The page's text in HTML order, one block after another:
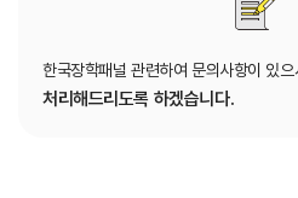
한국장학패널 관련하여 문의사항이 있
처리해드리도록 하겠습니다.